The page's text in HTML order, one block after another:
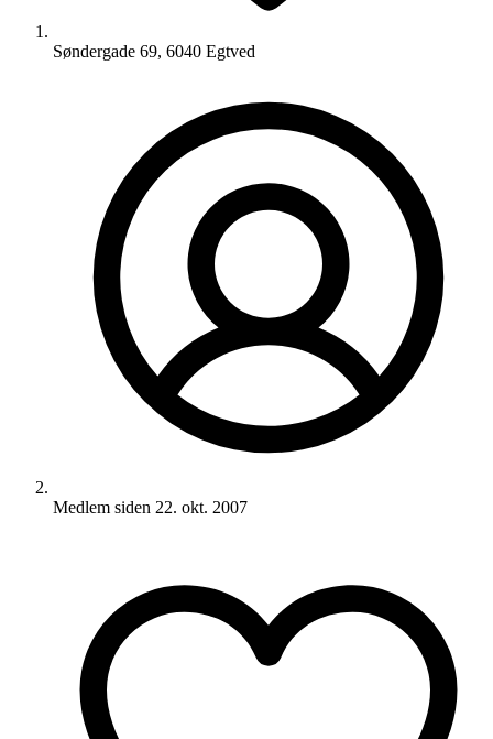
Søndergade 69, 6040 Egtved
Medlem siden 22. okt. 2007